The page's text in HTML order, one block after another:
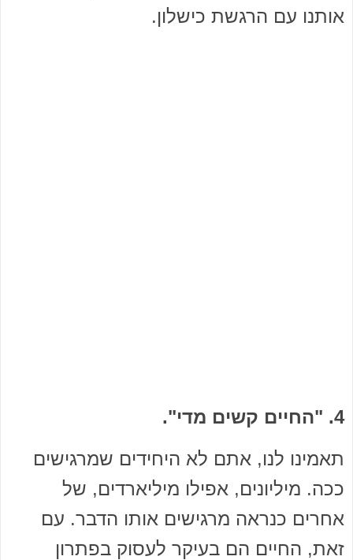
אותנו עם הרגשת כישלון.
4. "החיים קשים מדי".
תאמינו לנו, אתם לא היחידים שמרגישים
ככה. מיליונים, אפילו מיליארדים, של
אחרים כנראה מרגישים אותו הדבר. עם
זאת, החיים הם בעיקר לעסוק בפתרון